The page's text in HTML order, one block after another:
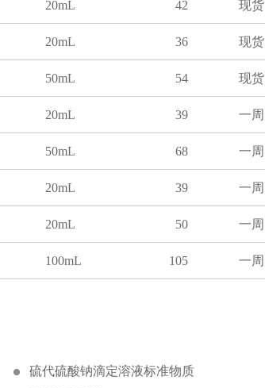
20mL 42 现货
20mL 36 现货
50mL 54 现货
20mL 39 一周
50mL 68 一周
20mL 39 一周
20mL 50 一周
100mL 105 一周
硫代硫酸钠滴定溶液标准物质